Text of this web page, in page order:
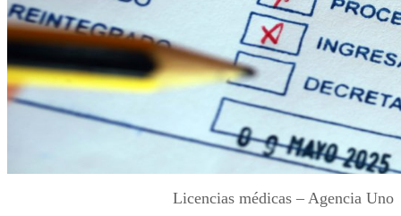
Licencias médicas – Agencia Uno